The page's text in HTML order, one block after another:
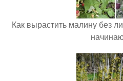
Как вырастить малину без